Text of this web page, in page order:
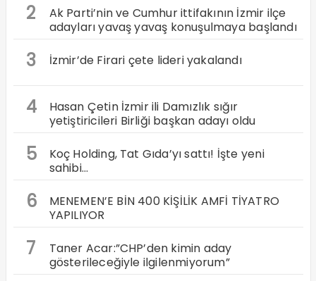
2
Ak Parti’nin ve Cumhur ittifakının İzmir ilçe
adayları yavaş yavaş konuşulmaya başlandı
3 İzmir’de Firari çete lideri yakalandı
4
Hasan Çetin İzmir ili Damızlık sığır
yetiştiricileri Birliği başkan adayı oldu
5
Koç Holding, Tat Gıda’yı sattı! İşte yeni
sahibi…
6
MENEMEN’E BİN 400 KİŞİLİK AMFİ TİYATRO
YAPILIYOR
7
Taner Acar:”CHP’den kimin aday
gösterileceğiyle ilgilenmiyorum”